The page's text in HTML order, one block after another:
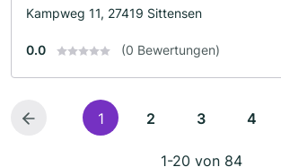
Kampweg 11, 27419 Sittensen
0.0 (0 Bewertungen)
1 2 3 4
1-20 von 84